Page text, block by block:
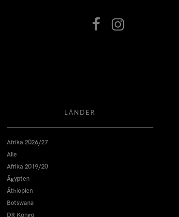
LÄNDER
Afrika 2026/27
Alle
Afrika 2019/20
Ägypten
Äthiopien
Botswana
DR Kongo